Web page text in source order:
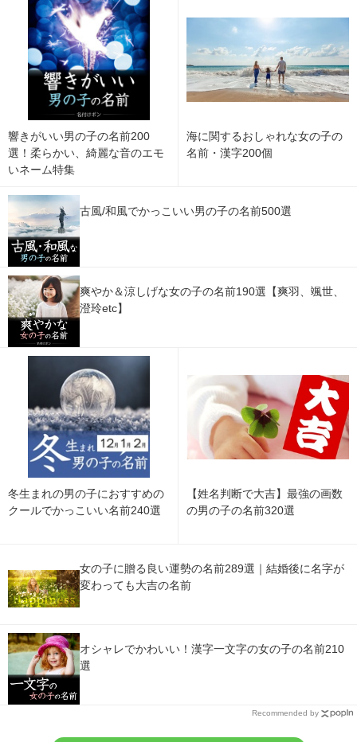
響きがいい男の子の名前200
選！柔らかい、綺麗な音のエモ
いネーム特集
海に関するおしゃれな女の子の
名前・漢字200個
古風/和風でかっこいい男の子の名前500選
爽やか＆涼しげな女の子の名前190選【爽羽、颯世、
澄玲etc】
冬生まれの男の子におすすめの
クールでかっこいい名前240選
【姓名判断で大吉】最強の画数
の男の子の名前320選
女の子に贈る良い運勢の名前289選｜結婚後に名字が
変わっても大吉の名前
オシャレでかわいい！漢字一文字の女の子の名前210
選
Recommended by